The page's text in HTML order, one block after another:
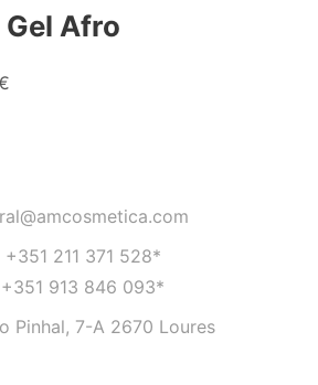
Afro
+351 211 371 528*
+351 913 846 093*
Pinhal, 7-A 2670 Loures